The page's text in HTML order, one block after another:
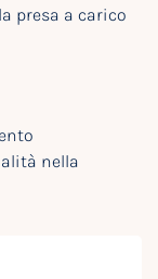
presa a carico
nella